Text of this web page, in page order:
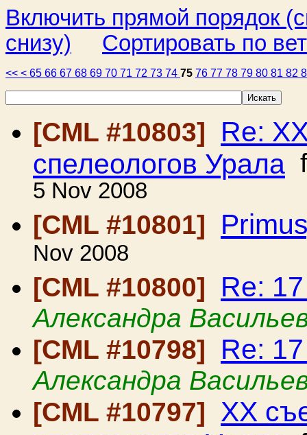
Включить прямой порядок
снизу)
Сортировать по
<< < 65 66 67 68 69 70 71 72 73 74 75 76 77 78 79 80 81 82
[CML #10803] Re:
спелеологов Урала
5 Nov 2008
[CML #10801]
Nov 2008
[CML #10800]
Re:
Александра
[CML #10798]
Re:
Александра
[CML #10797]
ХХ